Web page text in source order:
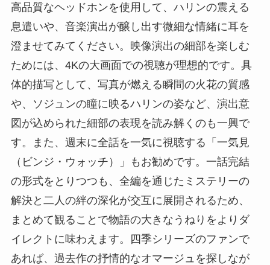
高品質なヘッドホンを使用して、ハリンの震える
息遣いや、音楽演出が醸し出す微細な情緒に耳を
澄ませてみてください。映像演出の細部を楽しむ
ためには、4Kの大画面での視聴が理想的です。具
体的描写として、写真が燃える瞬間の火花の質感
や、ソジュンの瞳に映るハリンの姿など、演出意
図が込められた細部の表現を読み解くのも一興で
す。また、週末に全話を一気に視聴する「一気見
（ビンジ・ウォッチ）」もお勧めです。一話完結
の形式をとりつつも、全編を通じたミステリーの
解決と二人の絆の深化が交互に展開されるため、
まとめて観ることで物語の大きなうねりをよりダ
イレクトに味わえます。四季シリーズのファンで
あれば、過去作の抒情的なオマージュを探しなが